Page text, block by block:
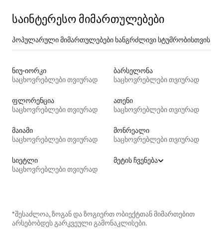
საინტერესო მიმართულებები
პოპულარული მიმართულებები ხანგრძლივი სტუმრობისთვის
ნიუ-იორკი
საცხოვრებლები თვიურად
ბარსელონა
საცხოვრებლები თვიურად
ფლორენცია
საცხოვრებლები თვიურად
ათენი
საცხოვრებლები თვიურად
მაიამი
საცხოვრებლები თვიურად
მონრეალი
საცხოვრებლები თვიურად
სიეტლი
საცხოვრებლები თვიურად
მეტის ჩვენება
*შესაძლოა, ზოგან და ზოგიერთ ობიექტთან მიმართებით
არსებობდეს გარკვეული გამონაკლისები.